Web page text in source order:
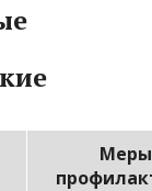
Меры